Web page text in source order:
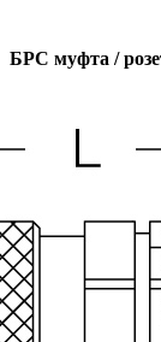
БРС муфта /